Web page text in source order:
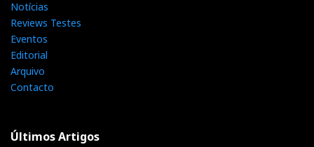
Notícias
Reviews Testes
Eventos
Editorial
Arquivo
Contacto
Últimos Artigos